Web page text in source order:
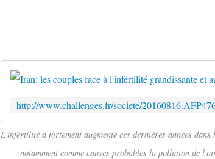
L'infertilité a fortement augmenté ces dernières années
notamment comme causes probables la pollution de